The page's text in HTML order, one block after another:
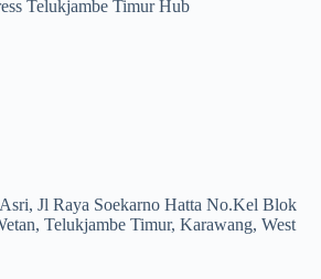
Telukjambe Timur Hub
Jl Raya Soekarno Hatta No.Kel Blok
Telukjambe Timur, Karawang, West